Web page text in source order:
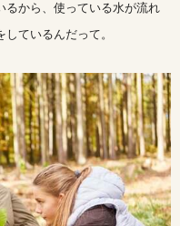
るから、使っている水が流れ
ているんだって。